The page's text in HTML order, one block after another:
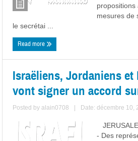
propositions
mesures de
le secrétai ...
Read more
Israëliens, Jordaniens et
vont signer un accord
Posted byalain0708 Date: décembre 10,
- Des